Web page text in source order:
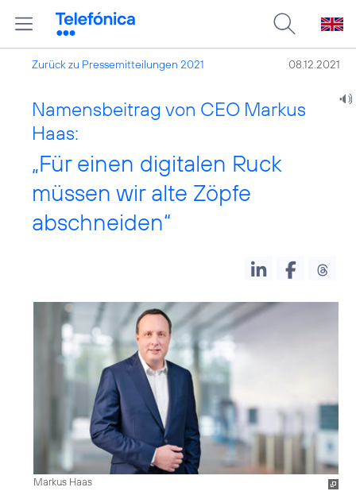
Zurück zu Pressemitteilungen 2021 08.12.2021
Namensbeitrag von CEO Markus
Haas:
„Für einen digitalen Ruck
müssen wir alte Zöpfe
abschneiden“
Markus Haas